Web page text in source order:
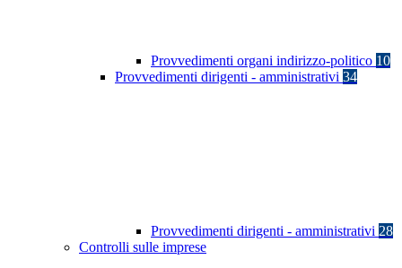
Provvedimenti organi indirizzo-politico 10
Provvedimenti dirigenti - amministrativi 34
Provvedimenti dirigenti - amministrativi 28
Controlli sulle imprese